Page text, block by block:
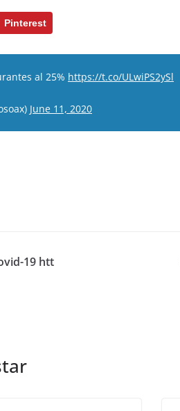
Pinterest
al 25% https://t.co/ULwiPS2ySl
June 11, 2020
19 htt